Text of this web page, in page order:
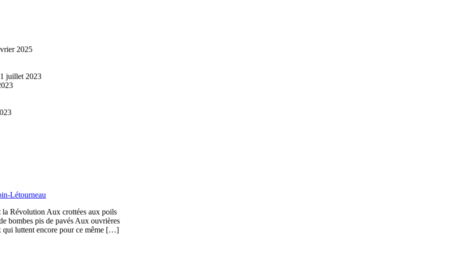
2025
1 juillet 2023
Létourneau
la Révolution Aux crottées aux poils
bombes pis de pavés Aux ouvrières
qui luttent encore pour ce même […]